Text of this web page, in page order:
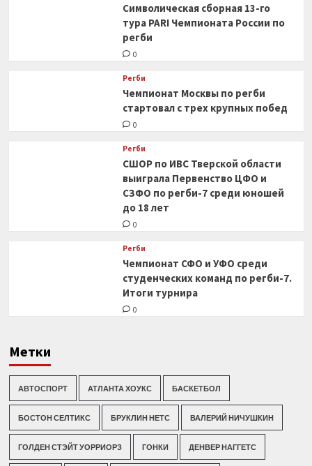
Символическая сборная 13-го
тура PARI Чемпионата России по
регби
0
Регби
Чемпионат Москвы по регби
стартовал с трех крупных побед
0
Регби
СШОР по ИВС Тверской области
выиграла Первенство ЦФО и
СЗФО по регби-7 среди юношей
до 18 лет
0
Регби
Чемпионат СФО и УФО среди
студенческих команд по регби-7.
Итоги турнира
0
Метки
АВТОСПОРТ АТЛАНТА ХОУКС БАСКЕТБОЛ
БОСТОН СЕЛТИКС БРУКЛИН НЕТС ВАЛЕРИЙ НИЧУШКИН
ГОЛДЕН СТЭЙТ УОРРИОРЗ ГОНКИ ДЕНВЕР НАГГЕТС